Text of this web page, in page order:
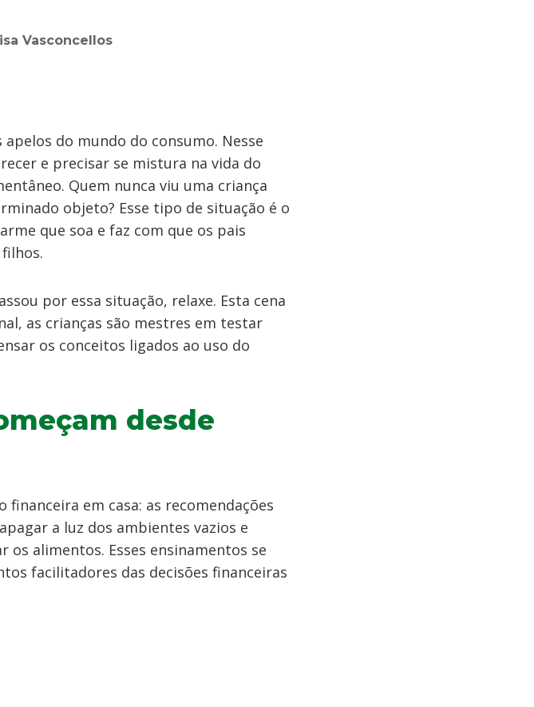
Vasconcellos
do mundo do consumo. Nesse
e precisar se mistura na vida do
Quem nunca viu uma criança
objeto? Esse tipo de situação é o
que soa e faz com que os pais
por essa situação, relaxe. Esta cena
as crianças são mestres em testar
os conceitos ligados ao uso do
desde
financeira em casa: as recomendações
a luz dos ambientes vazios e
alimentos. Esses ensinamentos se
facilitadores das decisões financeiras